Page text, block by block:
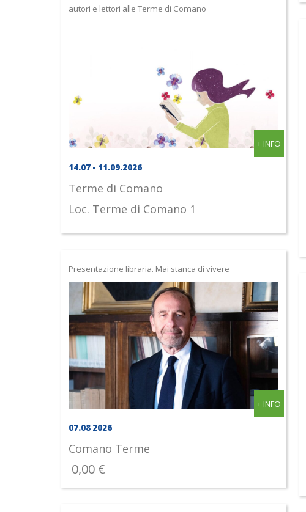
autori e lettori alle Terme di Comano
+ INFO
14.07 - 11.09.2026
Terme di Comano
Loc. Terme di Comano 1
Presentazione libraria. Mai stanca di vivere
+ INFO
07.08 2026
Comano Terme
0,00 €